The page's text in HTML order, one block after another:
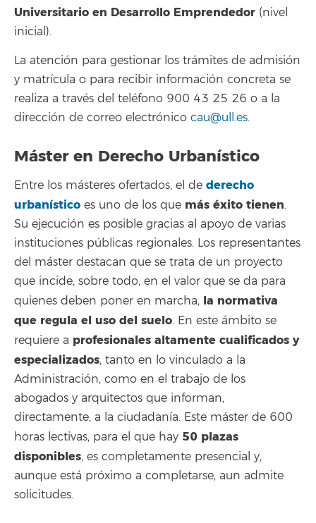
Universitario en Desarrollo Emprendedor (nivel
inicial).
La atención para gestionar los trámites de admisión
y matrícula o para recibir información concreta se
realiza a través del teléfono 900 43 25 26 o a la
dirección de correo electrónico cau@ull.es.
Máster en Derecho Urbanístico
Entre los másteres ofertados, el de derecho
urbanístico es uno de los que más éxito tienen.
Su ejecución es posible gracias al apoyo de varias
instituciones públicas regionales. Los representantes
del máster destacan que se trata de un proyecto
que incide, sobre todo, en el valor que se da para
quienes deben poner en marcha, la normativa
que regula el uso del suelo. En este ámbito se
requiere a profesionales altamente cualificados y
especializados, tanto en lo vinculado a la
Administración, como en el trabajo de los
abogados y arquitectos que informan,
directamente, a la ciudadanía. Este máster de 600
horas lectivas, para el que hay 50 plazas
disponibles, es completamente presencial y,
aunque está próximo a completarse, aun admite
solicitudes.